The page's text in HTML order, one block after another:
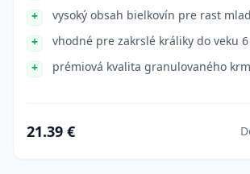
vysoký obsah bielkovín pre rast
vhodné pre zakrslé králiky do veku
prémiová kvalita granulovaného
21.39 €